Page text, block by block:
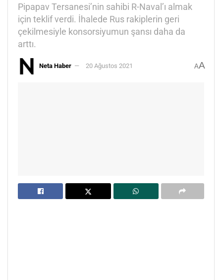
Pipapav Tersanesi’nin sahibi R-Naval’ı almak
için teklif verdi. İhalede Rus rakiplerin geri
çekilmesiyle konsorsiyumun şansı daha da
arttı.
Neta Haber 20 Ağustos 2021 AA